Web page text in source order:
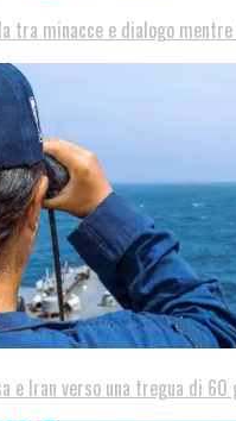
tra minacce e dialogo
e Iran verso una tregua di 60